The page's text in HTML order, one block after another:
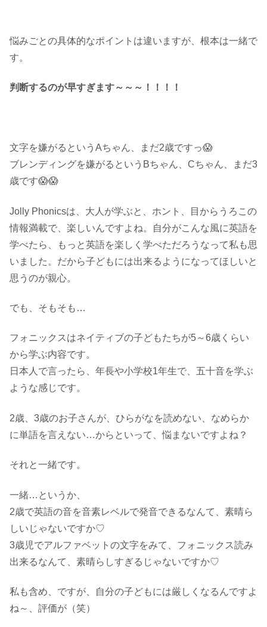
悩みごとの具体的なポイントは違いますが、根本は一緒で
す。
判断するのが早すぎます～～～！！！！
文字を嫌がるというAちゃん、まだ2歳ですっ😱
ブレンディングを嫌がるというBちゃん、Cちゃん、まだ3
歳です😱😱
Jolly Phonicsは、大人が学ぶと、ホント、目からうろこの
情報満載で、楽しいんですよね。自分がこんな風に英語を
学べたら、もっと英語を楽しく学べただろうなって私も思
いました。だから子どもには出来るようになってほしいと
思うのが親心。
でも、そもそも…
フォニックスはネイティブの子どもたちが5～6歳くらい
から学ぶ内容です。
日本人で言ったら、年長や小学校1年生で、五十音を学ぶ
ような感じです。
2歳、3歳のお子さんが、ひらがなを読めない、なめらか
に単語を言えない…からといって、悩まないですよね？
それと一緒です。
一緒…というか、
2歳で英語の音を音素レベルで発音できるなんて、素晴ら
しいじゃないですか♡
3歳児でアルファベットの文字をみて、フォニックス読み
出来るなんて、素晴らしすぎるじゃないですか♡
私も含め、ですが、自分の子どもには厳しくなるんですよ
ね～、評価が（笑）